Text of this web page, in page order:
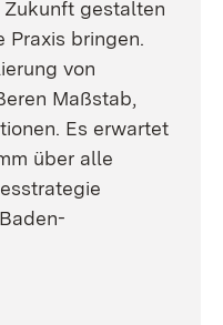
Zukunft gestalten
Praxis bringen.
von
Maßstab,
Es erwartet
über alle